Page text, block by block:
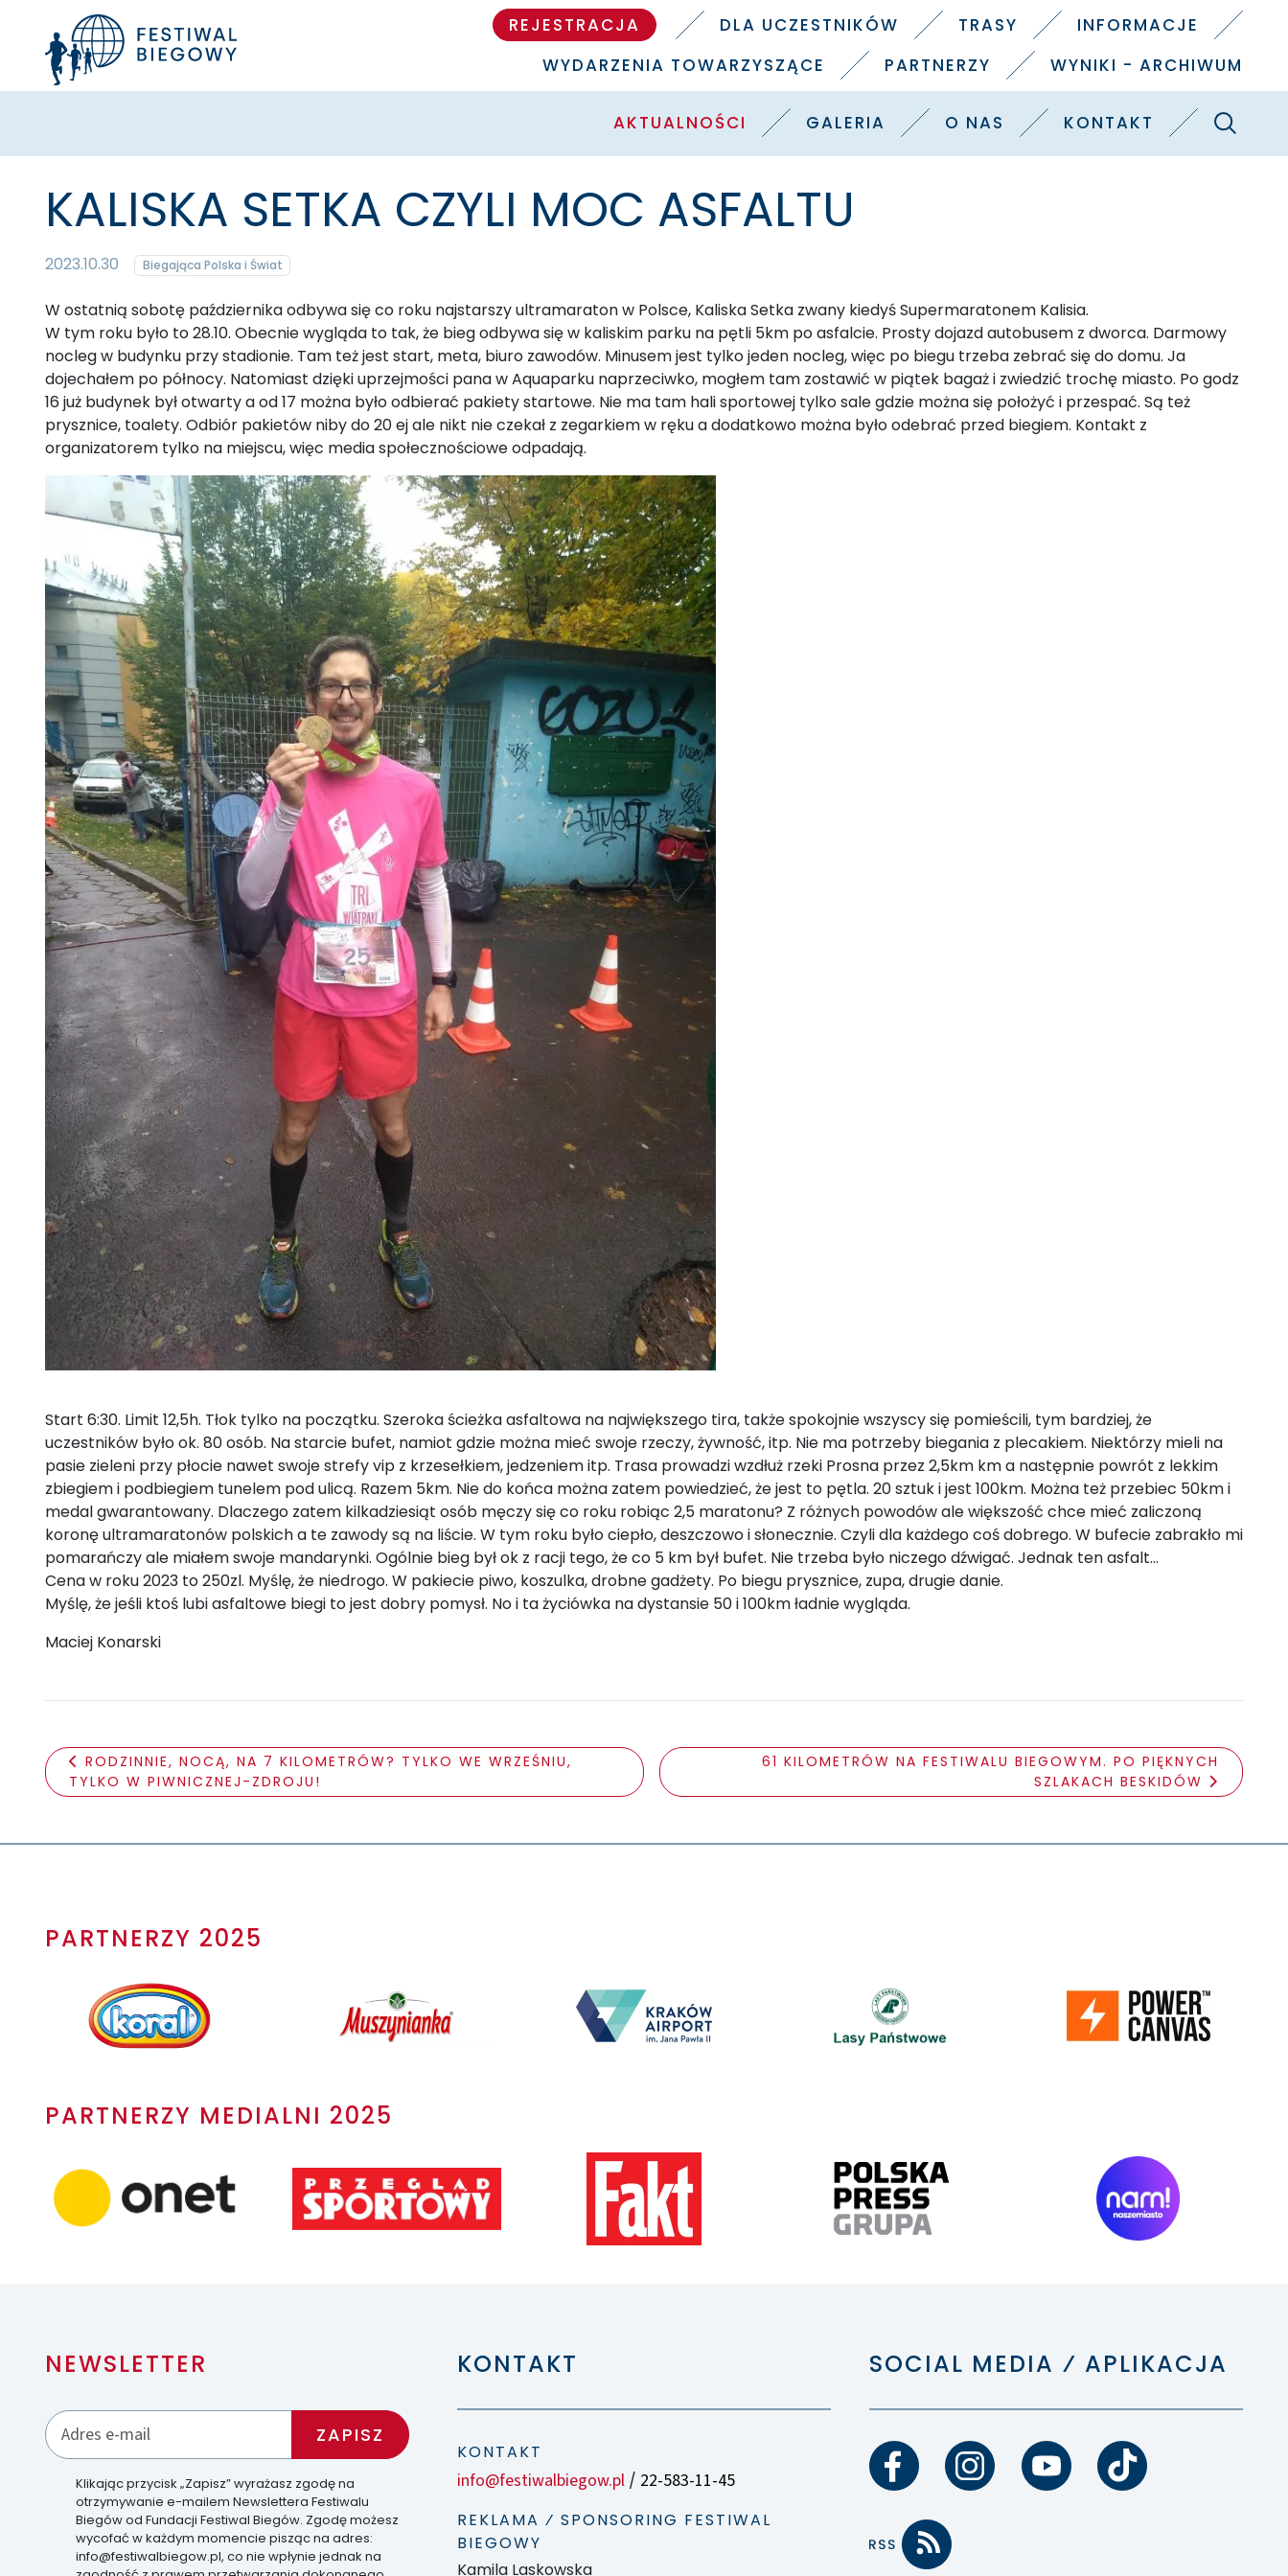
REJESTRACJA DLA UCZESTNIKÓW TRASY
INFORMACJE
WYDARZENIA TOWARZYSZĄCE
PARTNERZY WYNIKI - ARCHIWUM
AKTUALNOŚCI GALERIA O NAS KONTAKT Szukaj
KALISKA SETKA CZYLI MOC ASFALTU
2023.10.30 Biegająca Polska i Świat
W ostatnią sobotę października odbywa się co roku najstarszy ultramaraton w Polsce, Kaliska Setka zwany kiedyś Supermaratonem Kalisia.
W tym roku było to 28.10. Obecnie wygląda to tak, że bieg odbywa się w kaliskim parku na pętli 5km po asfalcie. Prosty dojazd autobusem z dworca. Darmowy
nocleg w budynku przy stadionie. Tam też jest start, meta, biuro zawodów. Minusem jest tylko jeden nocleg, więc po biegu trzeba zebrać się do domu. Ja
dojechałem po północy. Natomiast dzięki uprzejmości pana w Aquaparku naprzeciwko, mogłem tam zostawić w piątek bagaż i zwiedzić trochę miasto. Po godz
16 już budynek był otwarty a od 17 można było odbierać pakiety startowe. Nie ma tam hali sportowej tylko sale gdzie można się położyć i przespać. Są też
prysznice, toalety. Odbiór pakietów niby do 20 ej ale nikt nie czekał z zegarkiem w ręku a dodatkowo można było odebrać przed biegiem. Kontakt z
organizatorem tylko na miejscu, więc media społecznościowe odpadają.
Start 6:30. Limit 12,5h. Tłok tylko na początku. Szeroka ścieżka asfaltowa na największego tira, także spokojnie wszyscy się pomieścili, tym bardziej, że
uczestników było ok. 80 osób. Na starcie bufet, namiot gdzie można mieć swoje rzeczy, żywność, itp. Nie ma potrzeby biegania z plecakiem. Niektórzy mieli na
pasie zieleni przy płocie nawet swoje strefy vip z krzesełkiem, jedzeniem itp. Trasa prowadzi wzdłuż rzeki Prosna przez 2,5km km a następnie powrót z lekkim
zbiegiem i podbiegiem tunelem pod ulicą. Razem 5km. Nie do końca można zatem powiedzieć, że jest to pętla. 20 sztuk i jest 100km. Można też przebiec 50km i
medal gwarantowany. Dlaczego zatem kilkadziesiąt osób męczy się co roku robiąc 2,5 maratonu? Z różnych powodów ale większość chce mieć zaliczoną
koronę ultramaratonów polskich a te zawody są na liście. W tym roku było ciepło, deszczowo i słonecznie. Czyli dla każdego coś dobrego. W bufecie zabrakło mi
pomarańczy ale miałem swoje mandarynki. Ogólnie bieg był ok z racji tego, że co 5 km był bufet. Nie trzeba było niczego dźwigać. Jednak ten asfalt...
Cena w roku 2023 to 250zl. Myślę, że niedrogo. W pakiecie piwo, koszulka, drobne gadżety. Po biegu prysznice, zupa, drugie danie.
Myślę, że jeśli ktoś lubi asfaltowe biegi to jest dobry pomysł. No i ta życiówka na dystansie 50 i 100km ładnie wygląda.
Maciej Konarski
RODZINNIE, NOCĄ, NA 7 KILOMETRÓW? TYLKO WE WRZEŚNIU,
TYLKO W PIWNICZNEJ-ZDROJU!
61 KILOMETRÓW NA FESTIWALU BIEGOWYM. PO PIĘKNYCH
SZLAKACH BESKIDÓW
PARTNERZY 2025
PARTNERZY MEDIALNI 2025
NEWSLETTER
Klikając przycisk „Zapisz” wyrażasz zgodę na
otrzymywanie e-mailem Newslettera Festiwalu
Biegów od Fundacji Festiwal Biegów. Zgodę możesz
wycofać w każdym momencie pisząc na adres:
info@festiwalbiegow.pl, co nie wpłynie jednak na
KONTAKT
KONTAKT
info@festiwalbiegow.pl/ 22-583-11-45
REKLAMA ⁄ SPONSORING FESTIWAL
BIEGOWY
Kamila Laskowska
SOCIAL MEDIA ⁄ APLIKACJA